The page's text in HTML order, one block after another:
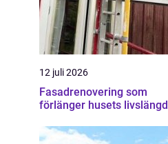
12 juli 2026
Fasadrenovering som
förlänger husets livslängd